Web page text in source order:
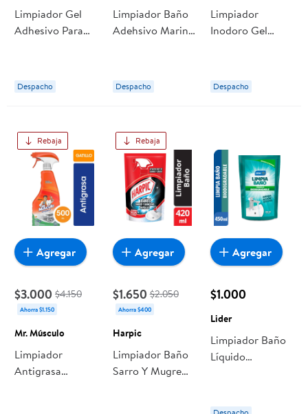
Limpiador Gel
Adhesivo Para
Pato Purific
Despacho
Limpiador Baño
Adehsivo Marina
Purific
Despacho
Limpiador
Inodoro Gel
ml Pato Purific
Despacho
Rebaja
$3.000 $4.150
Ahorra $1.150
Mr. Músculo
Limpiador
Antigrasa
Agregar
Rebaja
$1.650 $2.050
Ahorra $400
Harpic
Limpiador Baño
Sarro Y Mugre
Agregar
$1.000
Lider
Limpiador Baño
Líquido
Lider
Agregar